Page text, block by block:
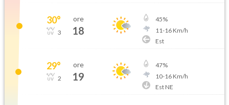
30°
3
ore
18
45%
11-16Km/h
Est
29°
2
ore
19
47%
10-16Km/h
Est NE